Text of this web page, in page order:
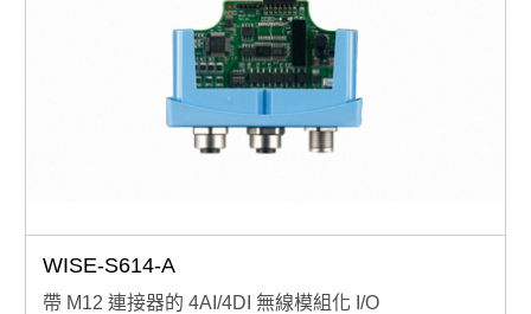
WISE-S614-A
帶 M12 連接器的 4AI/4DI 無線模組化 I/O